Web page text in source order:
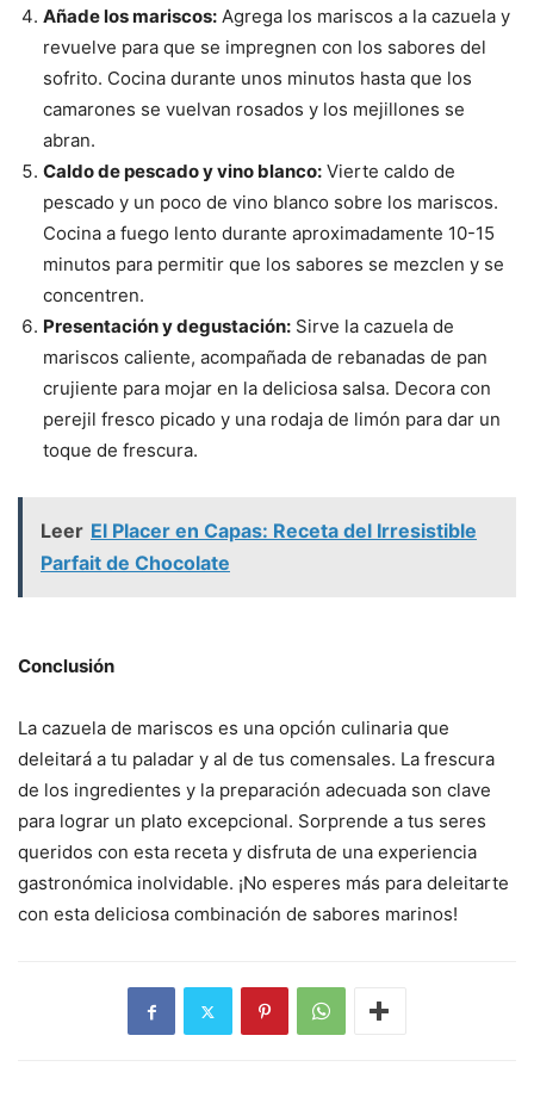
Añade los mariscos: Agrega los mariscos a la cazuela y
revuelve para que se impregnen con los sabores del
sofrito. Cocina durante unos minutos hasta que los
camarones se vuelvan rosados y los mejillones se
abran.
Caldo de pescado y vino blanco: Vierte caldo de
pescado y un poco de vino blanco sobre los mariscos.
Cocina a fuego lento durante aproximadamente 10-15
minutos para permitir que los sabores se mezclen y se
concentren.
Presentación y degustación: Sirve la cazuela de
mariscos caliente, acompañada de rebanadas de pan
crujiente para mojar en la deliciosa salsa. Decora con
perejil fresco picado y una rodaja de limón para dar un
toque de frescura.
Leer El Placer en Capas: Receta del Irresistible
Parfait de Chocolate
Conclusión
La cazuela de mariscos es una opción culinaria que
deleitará a tu paladar y al de tus comensales. La frescura
de los ingredientes y la preparación adecuada son clave
para lograr un plato excepcional. Sorprende a tus seres
queridos con esta receta y disfruta de una experiencia
gastronómica inolvidable. ¡No esperes más para deleitarte
con esta deliciosa combinación de sabores marinos!